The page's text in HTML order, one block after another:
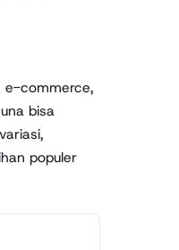
e-commerce,
bisa
populer